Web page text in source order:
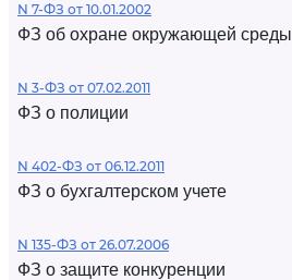
N 7-ФЗ от 10.01.2002
ФЗ об охране окружающей среды
N 3-ФЗ от 07.02.2011
ФЗ о полиции
N 402-ФЗ от 06.12.2011
ФЗ о бухгалтерском учете
N 135-ФЗ от 26.07.2006
ФЗ о защите конкуренции